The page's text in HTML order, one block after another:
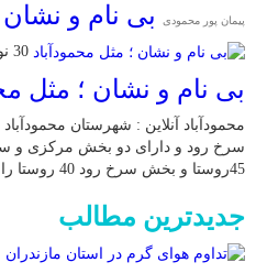
پیمان پور محمودی بی نام و نشان
30 نوامبر 2025
بی نام و نشان ؛ مثل
محمودآباد آنلاین : شهرستان
‌سرخ رود و دارای دو بخش مرکزی و
45روستا و بخش سرخ رود 40 روستا را در بر میگیرد
جدیدترین مطالب